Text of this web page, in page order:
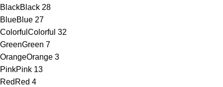
BlackBlack 28
BlueBlue 27
Colorful Colorful 32
GreenGreen 7
OrangeOrange 3
PinkPink 13
Red Red 4